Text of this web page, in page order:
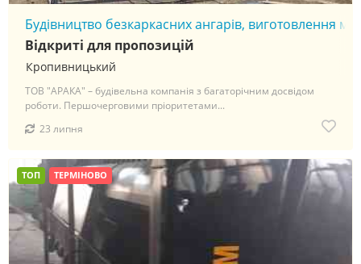
Будівництво безкаркасних ангарів, виготовлення
Кропивницький
Відкриті для пропозицій
ТОВ "АРАКА" – будівельна компанія з багаторічним досвідом
роботи. Першочерговими пріоритетами...
23 липня
ТОП ТЕРМІНОВО